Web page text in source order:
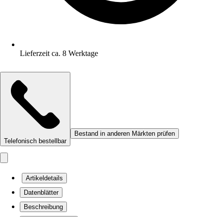
Lieferzeit ca. 8 Werktage
Telefonisch bestellbar
Bestand in anderen Märkten prüfen
Artikeldetails
Datenblätter
Beschreibung